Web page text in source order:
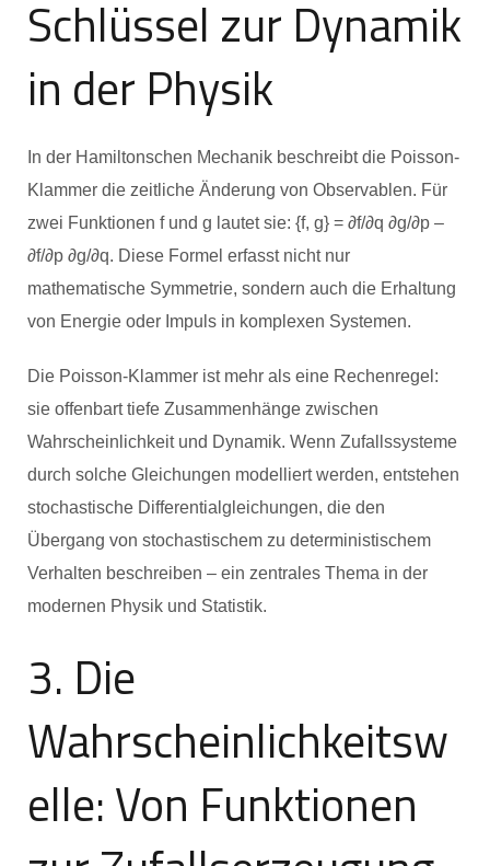
Schlüssel zur Dynamik
in der Physik
In der Hamiltonschen Mechanik beschreibt die Poisson-
Klammer die zeitliche Änderung von Observablen. Für
zwei Funktionen f und g lautet sie: {f, g} = ∂f/∂q ∂g/∂p –
∂f/∂p ∂g/∂q. Diese Formel erfasst nicht nur
mathematische Symmetrie, sondern auch die Erhaltung
von Energie oder Impuls in komplexen Systemen.
Die Poisson-Klammer ist mehr als eine Rechenregel:
sie offenbart tiefe Zusammenhänge zwischen
Wahrscheinlichkeit und Dynamik. Wenn Zufallssysteme
durch solche Gleichungen modelliert werden, entstehen
stochastische Differentialgleichungen, die den
Übergang von stochastischem zu deterministischem
Verhalten beschreiben – ein zentrales Thema in der
modernen Physik und Statistik.
3. Die
Wahrscheinlichkeitsw
elle: Von Funktionen